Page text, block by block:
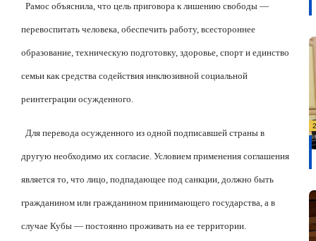
Рамос объяснила, что цель приговора к лишению свободы —
перевоспитать человека, обеспечить работу, всестороннее
образование, техническую подготовку, здоровье, спорт и единство
семьи как средства содействия инклюзивной социальной
реинтеграции осужденного.
Для перевода осужденного из одной подписавшей страны в
другую необходимо их согласие. Условием применения соглашения
является то, что лицо, подпадающее под санкции, должно быть
гражданином или гражданином принимающего государства, а в
случае Кубы — постоянно проживать на ее территории.